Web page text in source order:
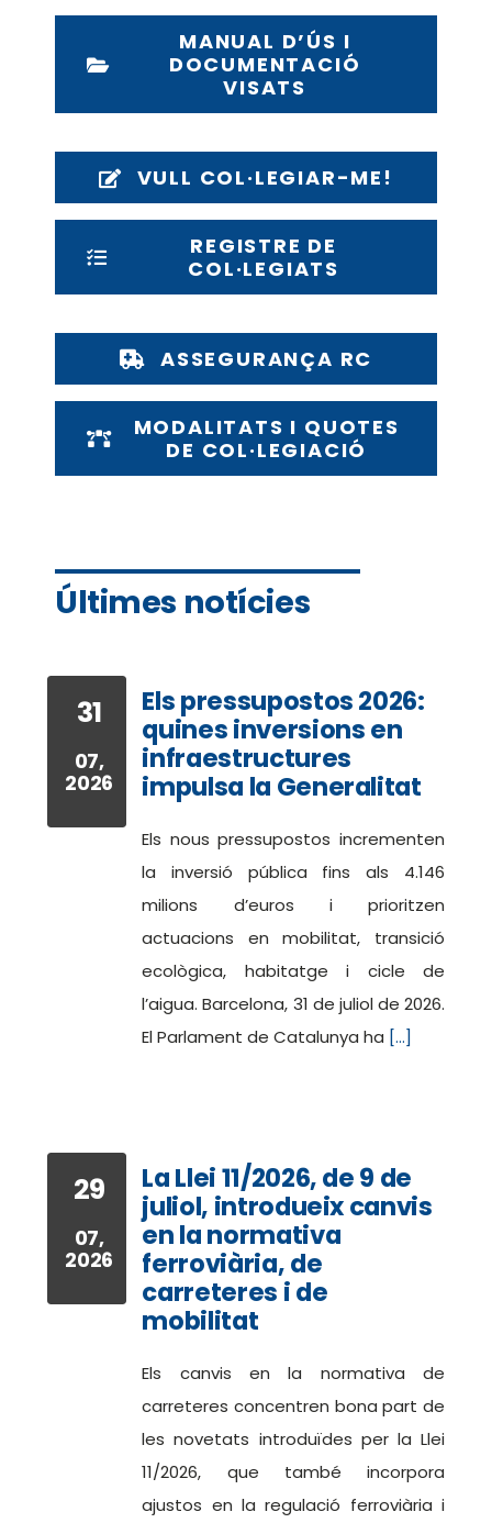
MANUAL D’ÚS I
DOCUMENTACIÓ
VISATS
VULL COL·LEGIAR-ME!
REGISTRE DE
COL·LEGIATS
ASSEGURANÇA RC
MODALITATS I QUOTES
DE COL·LEGIACIÓ
Últimes notícies
31
07,
2026
Els pressupostos 2026:
quines inversions en
infraestructures
impulsa la Generalitat
Els nous pressupostos incrementen
la inversió pública fins als 4.146
milions d’euros i prioritzen
actuacions en mobilitat, transició
ecològica, habitatge i cicle de
l’aigua. Barcelona, 31 de juliol de 2026.
El Parlament de Catalunya ha [...]
29
07,
2026
La Llei 11/2026, de 9 de
juliol, introdueix canvis
en la normativa
ferroviària, de
carreteres i de
mobilitat
Els canvis en la normativa de
carreteres concentren bona part de
les novetats introduïdes per la Llei
11/2026, que també incorpora
ajustos en la regulació ferroviària i